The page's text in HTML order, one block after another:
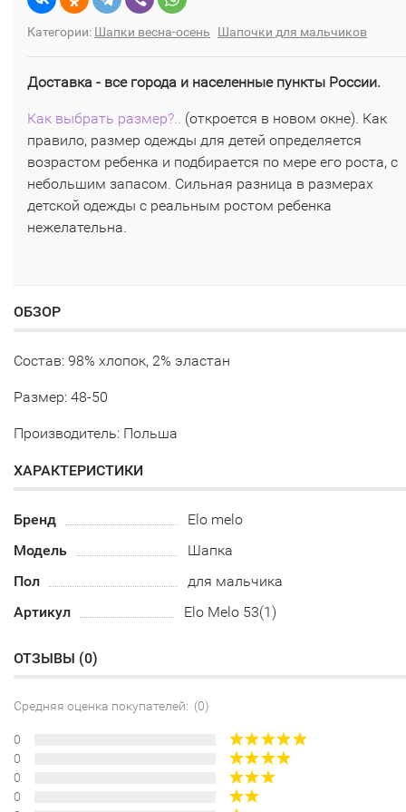
Категории: Шапки весна-осень Шапочки для мальчиков
Доставка - все города и населенные пункты России.
Как выбрать размер?.. (откроется в новом окне). Как
правило, размер одежды для детей определяется
возрастом ребенка и подбирается по мере его роста, с
небольшим запасом. Сильная разница в размерах
детской одежды с реальным ростом ребенка
нежелательна.
ОБЗОР
Состав: 98% хлопок, 2% эластан
Размер: 48-50
Производитель: Польша
ХАРАКТЕРИСТИКИ
Бренд
Elo melo
Модель
Шапка
Пол
для мальчика
Артикул
Elo Melo 53(1)
ОТЗЫВЫ (0)
Средняя оценка покупателей: (0)
0
0
0
0